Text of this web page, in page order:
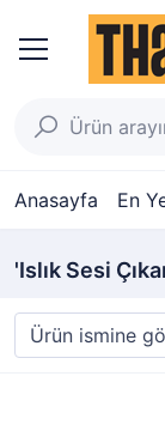
Anasayfa En
'Islık Sesi